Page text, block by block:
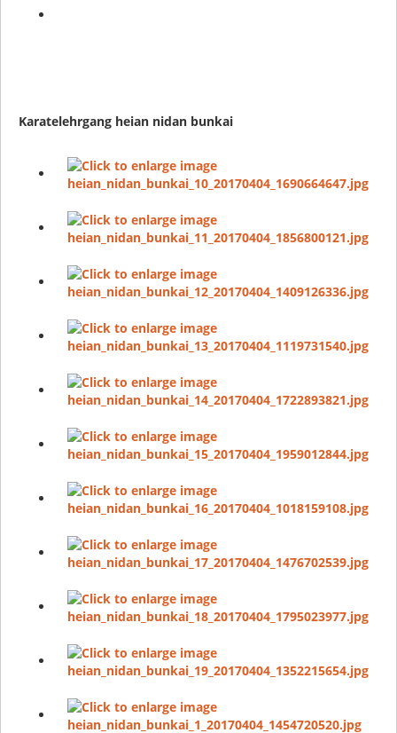
Karatelehrgang heian nidan bunkai